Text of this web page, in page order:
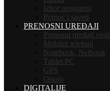
Izbor programa
Pomoć i saveti
PRENOSNI UREĐAJI
Prenosni uređaji vesti
Mobilni telefoni
Notebook, Netbook
Tablet PC
GPS
Ostalo
DIGITALIJE